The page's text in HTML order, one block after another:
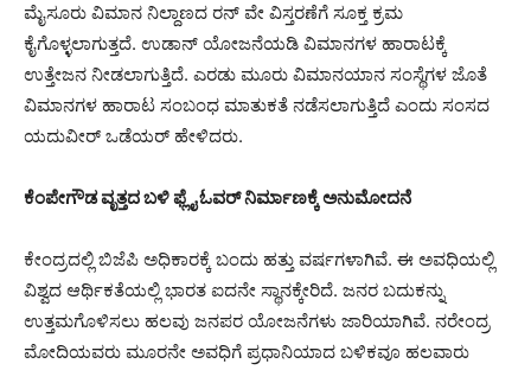
ಮೈಸೂರು ವಿಮಾನ ನಿಲ್ದಾಣದ ರನ್ ವೇ ವಿಸ್ತರಣೆಗೆ ಸೂಕ್ತ ಕ್ರಮ
ಕೈಗೊಳ್ಳಲಾಗುತ್ತದೆ. ಉಡಾನ್ ಯೋಜನೆಯಡಿ ವಿಮಾನಗಳ ಹಾರಾಟಕ್ಕೆ
ಉತ್ತೇಜ‌ನ‌ ನೀಡಲಾಗುತ್ತಿದೆ. ಎರಡು ಮೂರು ವಿಮಾನಯಾನ ಸಂಸ್ಥೆಗಳ‌ ಜೊತೆ
ವಿಮಾನಗಳ ಹಾರಾಟ ಸಂಬಂಧ ಮಾತುಕತೆ ನಡೆಸಲಾಗುತ್ತಿದೆ ಎಂದು ಸಂಸದ
ಯದುವೀರ್ ಒಡೆಯರ್ ಹೇಳಿದರು.
ಕೆಂಪೇಗೌಡ ವೃತ್ತದ ಬಳಿ ಫ್ಲೈ ಓವರ್ ನಿರ್ಮಾಣಕ್ಕೆ ಅನುಮೋದನೆ
ಕೇಂದ್ರದಲ್ಲಿ ಬಿಜೆಪಿ ಅಧಿಕಾರಕ್ಕೆ ಬಂದು ಹತ್ತು ವರ್ಷಗಳಾಗಿವೆ. ಈ ಅವಧಿಯಲ್ಲಿ
ವಿಶ್ವದ ಆರ್ಥಿಕತೆಯಲ್ಲಿ ಭಾರತ ಐದನೇ ಸ್ಥಾನಕ್ಕೇರಿದೆ. ಜನರ ಬದುಕನ್ನು
ಉತ್ತಮಗೊಳಿಸಲು ಹಲವು ಜನಪರ ಯೋಜನೆಗಳು ಜಾರಿಯಾಗಿವೆ. ನರೇಂದ್ರ
ಮೋದಿಯವರು ಮೂರನೇ ಅವಧಿಗೆ ಪ್ರಧಾನಿಯಾದ ಬಳಿಕವೂ ಹಲವಾರು